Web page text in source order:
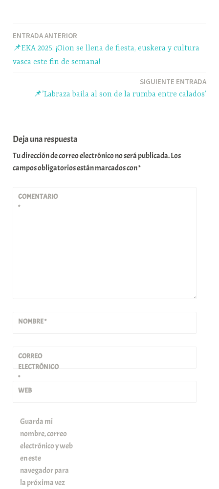
pp m rti
Navegación
ENTRADA ANTERIOR
📌EKA 2025: ¡Oion se llena de fiesta, euskera y cultura
vasca este fin de semana!
SIGUIENTE ENTRADA
📌’Labraza baila al son de la rumba entre calados’
Deja una respuesta
Tu dirección de correo electrónico no será publicada.Los
campos obligatorios están marcados con*
COMENTARIO
*
NOMBRE*
CORREO
ELECTRÓNICO
*
WEB
Guarda mi
nombre, correo
electrónico y web
en este
navegador para
la próxima vez